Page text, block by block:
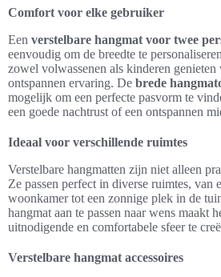
Comfort voor elke gebruiker
Een verstelbare hangmat voor twee
eenvoudig om de breedte te
zowel volwassenen als kinderen genieten
ontspannen ervaring. De brede
mogelijk om een perfecte pasvorm te
een goede nachtrust of een ontspannen
Ideaal voor verschillende ruimtes
Verstelbare hangmatten zijn niet alleen
Ze passen perfect in diverse ruimtes, van
woonkamer tot een zonnige plek in de
hangmat aan te passen naar wens maakt
uitnodigende en comfortabele sfeer te
Verstelbare hangmat accessoires